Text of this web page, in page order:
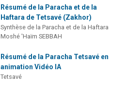
Résumé de la Paracha et de la
Haftara de Tetsavé (Zakhor)
Synthèse de la Paracha et de la Haftara
Moshé 'Haïm SEBBAH
Résumé de la Paracha Tetsavé en
animation Vidéo IA
Tetsavé